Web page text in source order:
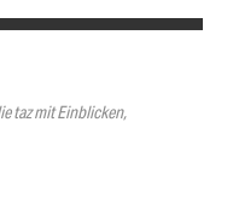
taz mit Einblicken,